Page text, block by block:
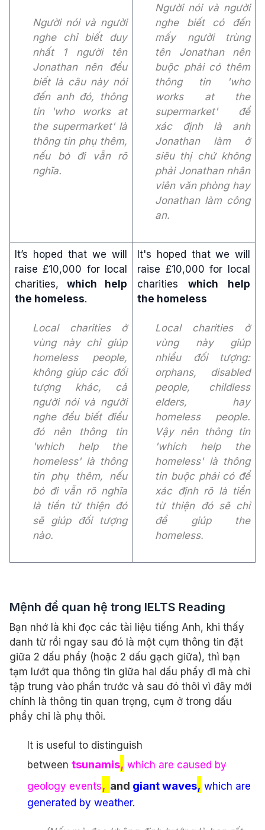
Người nói và người
nghe chỉ biết duy
nhất 1 người tên
Jonathan nên đều
biết là câu này nói
đến anh đó, thông
tin 'who works at
the supermarket' là
thông tin phụ thêm,
nếu bỏ đi vẫn rõ
nghĩa.
Người nói và người
nghe biết có đến
mấy người trùng
tên Jonathan nên
buộc phải có thêm
thông tin 'who
works at the
supermarket' để
xác định là anh
Jonathan làm ở
siêu thị chứ không
phải Jonathan nhân
viên văn phòng hay
Jonathan làm công
an.
It’s hoped that we will
raise £10,000 for local
charities, which help
the homeless.
Local charities ở
vùng này chỉ giúp
homeless people,
không giúp các đối
tượng khác, cả
người nói và người
nghe đều biết điều
đó nên thông tin
'which help the
homeless' là thông
tin phụ thêm, nếu
bỏ đi vẫn rõ nghĩa
là tiền từ thiện đó
sẽ giúp đối tượng
nào.
It's hoped that we will
raise £10,000 for local
charities which help
the homeless
Local charities ở
vùng này giúp
nhiều đối tượng:
orphans, disabled
people, childless
elders, hay
homeless people.
Vậy nên thông tin
'which help the
homeless' là thông
tin buộc phải có để
xác định rõ là tiền
từ thiện đó sẽ chỉ
để giúp the
homeless.
Mệnh đề quan hệ trong IELTS Reading
Bạn nhớ là khi đọc các tài liệu tiếng Anh, khi thấy
danh từ rồi ngay sau đó là một cụm thông tin đặt
giữa 2 dấu phẩy (hoặc 2 dấu gạch giữa), thì bạn
tạm lướt qua thông tin giữa hai dấu phẩy đi mà chỉ
tập trung vào phần trước và sau đó thôi vì đây mới
chính là thông tin quan trọng, cụm ở trong dấu
phẩy chỉ là phụ thôi.
It is useful to distinguish
between tsunamis, which are caused by
geology events, and giant waves, which are
generated by weather.